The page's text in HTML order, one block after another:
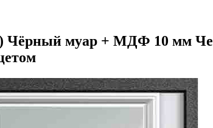
Чёрный муар + МДФ 10 мм